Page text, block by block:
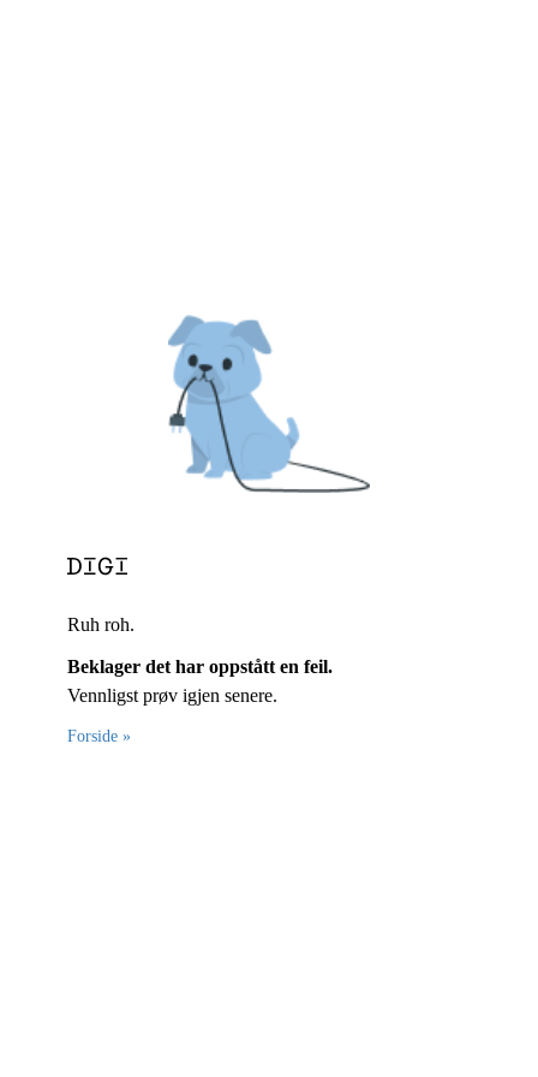
Ruh roh.
Beklager det har oppstått en feil.
Vennligst prøv igjen senere.
Forside »